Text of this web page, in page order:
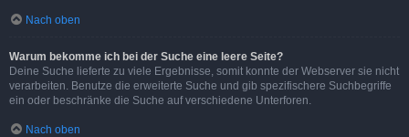
Nach oben
Warum bekomme ich bei der Suche eine leere Seite?
Deine Suche lieferte zu viele Ergebnisse, somit konnte der Webserver sie nicht
verarbeiten. Benutze die erweiterte Suche und gib spezifischere Suchbegriffe
ein oder beschränke die Suche auf verschiedene Unterforen.
Nach oben